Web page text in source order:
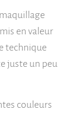
en valeur
technique
juste un peu
couleurs